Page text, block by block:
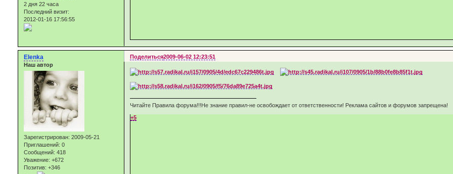
2 дня 22 часа
Последний визит:
2012-01-16 17:56:55
Поделиться2009-06-02 12:23:51
Elenka
Наш автор
Зарегистрирован: 2009-05-21
Приглашений: 0
Сообщений: 418
Уважение: +672
Позитив: +346
Читайте Правила форума!!!Не знание правил-не освобождает от ответственности! Реклама сайтов и форумов запрещена!
+5